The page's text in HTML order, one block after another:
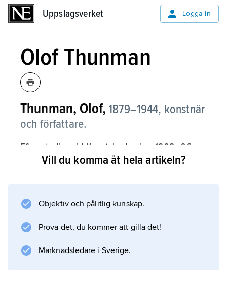
Uppslagsverket Logga in
Olof Thunman
Thunman, Olof, 1879–1944, konstnär
och författare.
Efter studier vid Konstakademien 1902–06
och dess etsarskola ägnade sig Olof Thunman
skymningstoner men övergick sedan till
ornamentalt präglade och med motiv främst
också Thunmans lyrik sin bakgrund, samlad
Vill du komma åt hela artikeln?
Objektiv och pålitlig kunskap.
Prova det, du kommer att gilla det!
Marknadsledare i Sverige.